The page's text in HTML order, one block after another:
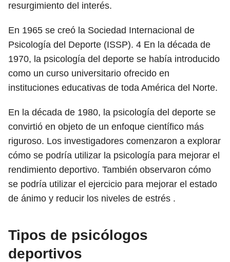
resurgimiento del interés.
En 1965 se creó la Sociedad Internacional de
Psicología del Deporte (ISSP). 4 En la década de
1970, la psicología del deporte se había introducido
como un curso universitario ofrecido en
instituciones educativas de toda América del Norte.
En la década de 1980, la psicología del deporte se
convirtió en objeto de un enfoque científico más
riguroso. Los investigadores comenzaron a explorar
cómo se podría utilizar la psicología para mejorar el
rendimiento deportivo. También observaron cómo
se podría utilizar el ejercicio para mejorar el estado
de ánimo y reducir los niveles de estrés .
Tipos de psicólogos
deportivos